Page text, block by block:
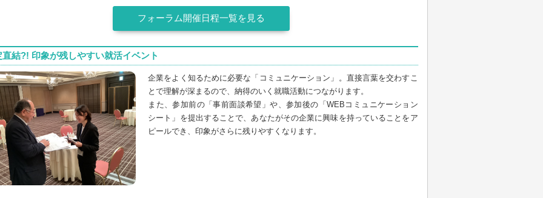
直結?! 印象が残しやすい就活イベント
企業をよく知るために必要な「コミュニケーション」。直接言葉を交わすこ
とで理解が深まるので、納得のいく就職活動につながります。
また、参加前の「事前面談希望」や、参加後の「WEBコミュニケーション
シート」を提出することで、あなたがその企業に興味を持っていることをア
ピールでき、印象がさらに残りやすくなります。